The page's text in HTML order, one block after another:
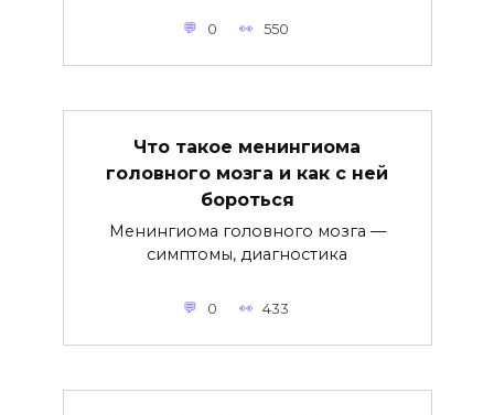
0 550
Что такое менингиома
головного мозга и как с ней
бороться
Менингиома головного мозга —
симптомы, диагностика
0 433